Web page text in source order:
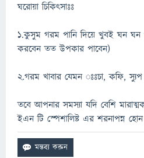
ঘরোয়া চিকিৎসাঃঃ
১.কুসুম গরম পানি দিয়ে খুবই ঘন
করবেন তত উপকার পাবেন)
২.গরম খাবার যেমন ঃঃচা, কফি, স্যুপ
তবে আপনার সমস্যা যদি বেশি
ইএন টি স্পেশালিষ্ট এর শরনাপন্ন